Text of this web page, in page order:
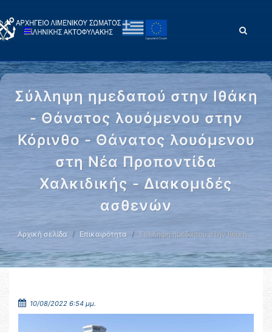
Σύλληψη ημεδαπού στην Ιθάκη
- Θάνατος λουόμενου στην
Κόρινθο - Θάνατος λουόμενου
στη Νέα Προποντίδα
Χαλκιδικής - Διακομιδές
ασθενών
Αρχική σελίδα Επικαιρότητα Σύλληψη ημεδαπού στην Ιθάκη …
10/08/2022 6:54 μμ.